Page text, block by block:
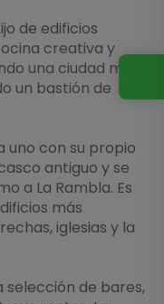
de edificios
creativa y
una ciudad muy
un bastión de
uno con su propio
antiguo y se
a La Rambla. Es
más
iglesias y la
selección de bares,
con nosotros